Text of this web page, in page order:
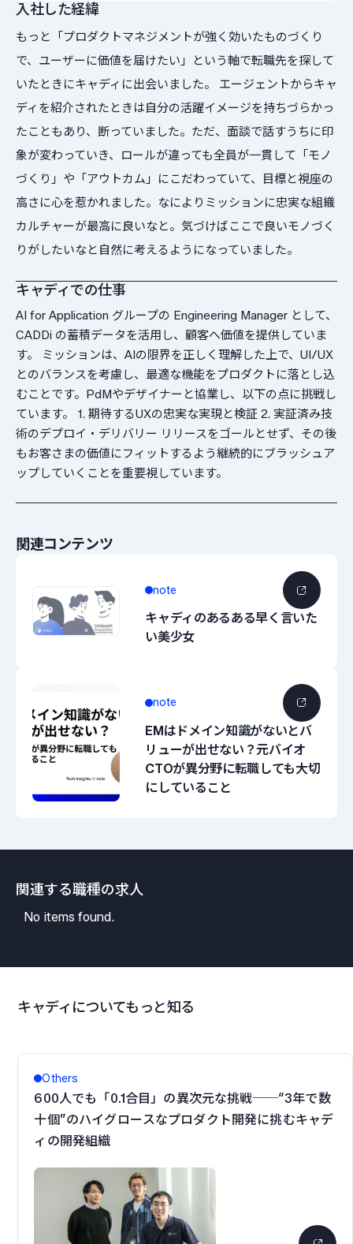
入社した経緯
もっと「プロダクトマネジメントが強く効いたものづくり
で、ユーザーに価値を届けたい」という軸で転職先を探して
いたときにキャディに出会いました。 エージェントからキャ
ディを紹介されたときは自分の活躍イメージを持ちづらかっ
たこともあり、断っていました。ただ、面談で話すうちに印
象が変わっていき、ロールが違っても全員が一貫して「モノ
づくり」や「アウトカム」にこだわっていて、目標と視座の
高さに心を惹かれました。なによりミッションに忠実な組織
カルチャーが最高に良いなと。気づけばここで良いモノづく
りがしたいなと自然に考えるようになっていました。
キャディでの仕事
AI for Application グループの Engineering Manager として、
CADDi の蓄積データを活用し、顧客へ価値を提供していま
す。 ミッションは、AIの限界を正しく理解した上で、UI/UX
とのバランスを考慮し、最適な機能をプロダクトに落とし込
むことです。PdMやデザイナーと協業し、以下の点に挑戦し
ています。 1. 期待するUXの忠実な実現と検証 2. 実証済み技
術のデプロイ・デリバリー リリースをゴールとせず、その後
もお客さまの価値にフィットするよう継続的にブラッシュア
ップしていくことを重要視しています。
関連コンテンツ
note
キャディのあるある早く言いた
い美少女
note
EMはドメイン知識がないとバ
リューが出せない？元バイオ
CTOが異分野に転職しても大切
にしていること
関連する職種の求人
No items found.
キャディについてもっと知る
Others
600人でも「0.1合目」の異次元な挑戦──“3年で数
十個”のハイグロースなプロダクト開発に挑むキャデ
ィの開発組織